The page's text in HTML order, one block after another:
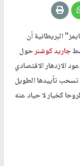
البريطانية أن
جاريد كوشنر​ حول
الازدهار الاقتصادي
تسحب تأييدها الطويل
كخيار لا حياد عنه